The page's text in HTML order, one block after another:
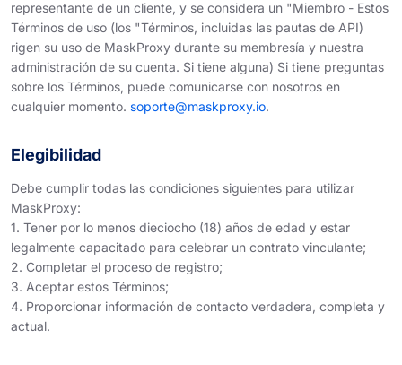
representante de un cliente, y se considera un "Miembro - Estos
Términos de uso (los "Términos, incluidas las pautas de API)
rigen su uso de MaskProxy durante su membresía y nuestra
administración de su cuenta. Si tiene alguna) Si tiene preguntas
sobre los Términos, puede comunicarse con nosotros en
cualquier momento. soporte@maskproxy.io.
Elegibilidad
Debe cumplir todas las condiciones siguientes para utilizar
MaskProxy:
1. Tener por lo menos dieciocho (18) años de edad y estar
legalmente capacitado para celebrar un contrato vinculante;
2. Completar el proceso de registro;
3. Aceptar estos Términos;
4. Proporcionar información de contacto verdadera, completa y
actual.